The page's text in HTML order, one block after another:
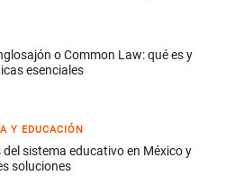
o Common Law: qué es y
esenciales
Y EDUCACIÓN
del sistema educativo en México y
soluciones